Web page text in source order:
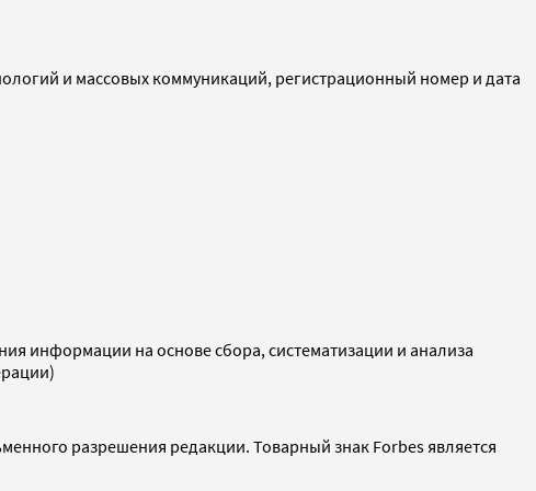
и массовых коммуникаций, регистрационный номер и дата
информации на основе сбора, систематизации и анализа
разрешения редакции. Товарный знак Forbes является